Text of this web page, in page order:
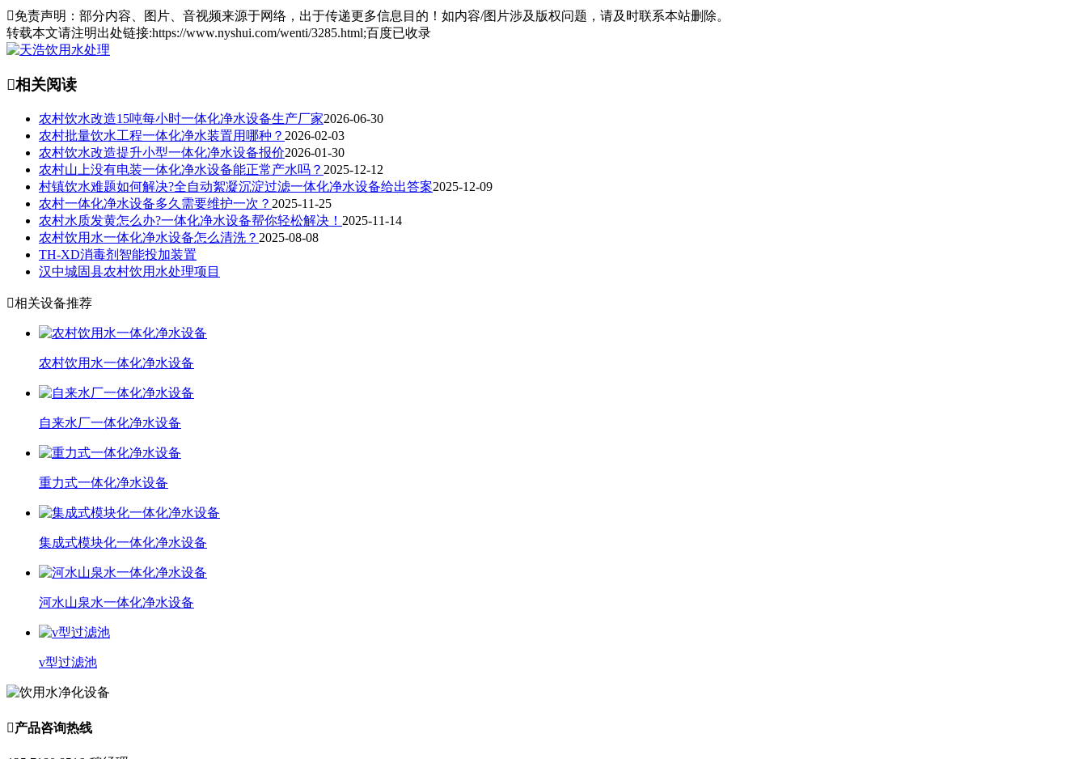
免责声明：部分内容、图片、音视频来源于网络，出于传递更多信息目的！如内容/图片涉及版权问题，请及时联系本站删除。
转载本文请注明出处链接:https://www.nyshui.com/wenti/3285.html;百度已收录
相关阅读
农村饮水改造15吨每小时一体化净水设备生产厂家2026-06-30
农村批量饮水工程一体化净水装置用哪种？ 2026-02-03
农村饮水改造提升小型一体化净水设备报价2026-01-30
农村山上没有电装一体化净水设备能正常产水吗？ 2025-12-12
村镇饮水难题如何解决?全自动絮凝沉淀过滤一体化净水设备给出答案2025-12-09
农村一体化净水设备多久需要维护一次？ 2025-11-25
农村水质发黄怎么办?一体化净水设备帮你轻松解决！ 2025-11-14
农村饮用水一体化净水设备怎么清洗？ 2025-08-08
TH-XD消毒剂智能投加装置
汉中城固县农村饮用水处理项目
相关设备推荐
农村饮用水一体化净水设备
自来水厂一体化净水设备
重力式一体化净水设备
集成式模块化一体化净水设备
河水山泉水一体化净水设备
v型过滤池
产品咨询热线